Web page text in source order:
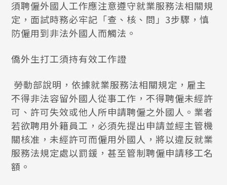
須聘僱外國人工作應注意遵守就業服務法相關規
定，面試時務必牢記「查、核、問」3步驟，慎
防僱用到非法外國人而觸法。
僑外生打工須持有效工作證
勞動部說明，依據就業服務法相關規定，雇主
不得非法容留外國人從事工作，不得聘僱未經許
可、許可失效或他人所申請聘僱之外國人。業者
若欲聘用外籍員工，必須先提出申請並經主管機
關核准，未經許可而僱用外國人，將以違反就業
服務法規定處以罰鍰，甚至管制聘僱申請移工名
額。